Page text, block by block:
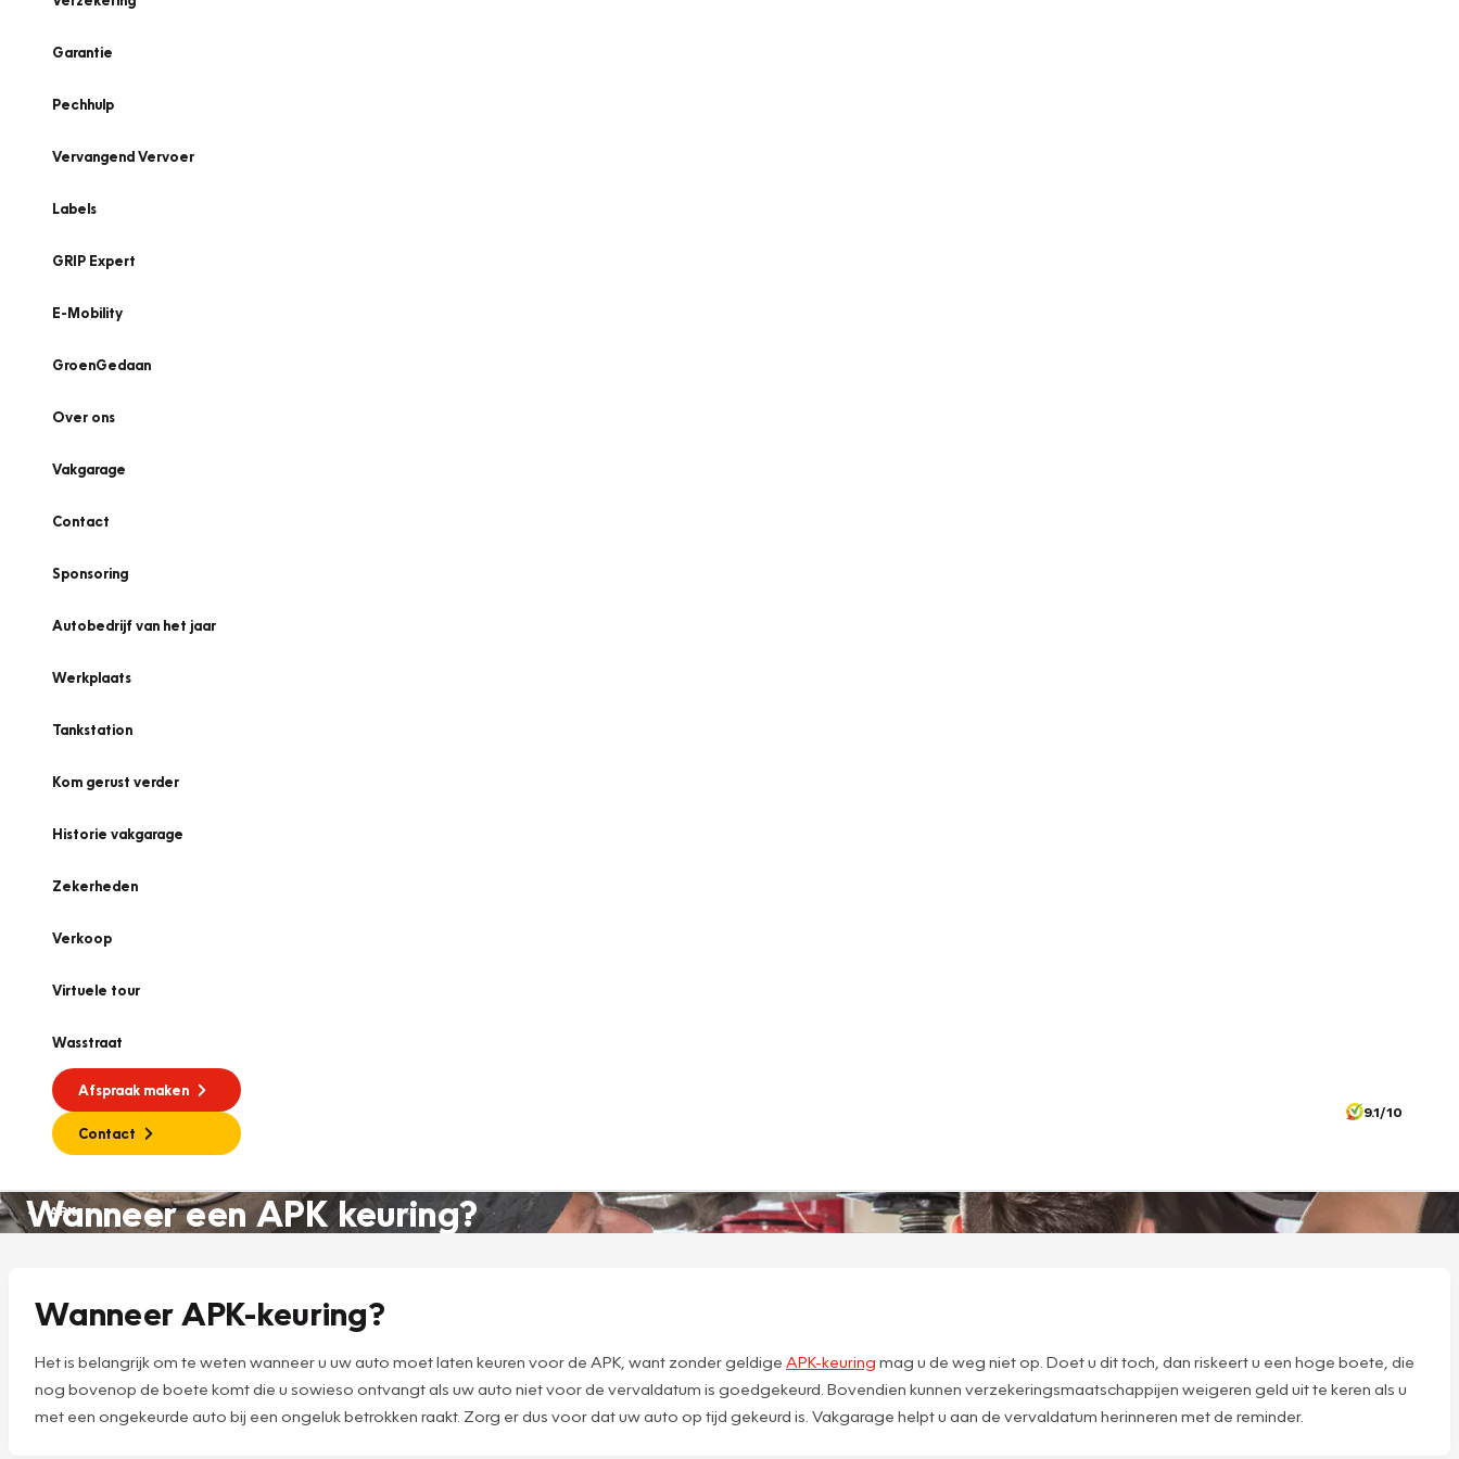
Garantie
Pechhulp
Vervangend Vervoer
Labels
GRIP Expert
E-Mobility
GroenGedaan
Over ons
Vakgarage
Contact
Sponsoring
Autobedrijf van het jaar
Werkplaats
Tankstation
Kom gerust verder
Historie vakgarage
Zekerheden
Verkoop
Virtuele tour
Wasstraat
Afspraak maken
Contact
9.1/10
APK
Wanneer een APK keuring?
Wanneer APK-keuring?
Het is belangrijk om te weten wanneer u uw auto moet laten keuren voor de APK, want zonder geldige APK-keuring mag u de weg niet op. Doet u dit toch, dan riskeert u een hoge boete, die
nog bovenop de boete komt die u sowieso ontvangt als uw auto niet voor de vervaldatum is goedgekeurd. Bovendien kunnen verzekeringsmaatschappijen weigeren geld uit te keren als u
met een ongekeurde auto bij een ongeluk betrokken raakt. Zorg er dus voor dat uw auto op tijd gekeurd is. Vakgarage helpt u aan de vervaldatum herinneren met de reminder.